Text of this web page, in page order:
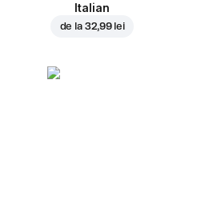
Italian
de la 32,99 lei